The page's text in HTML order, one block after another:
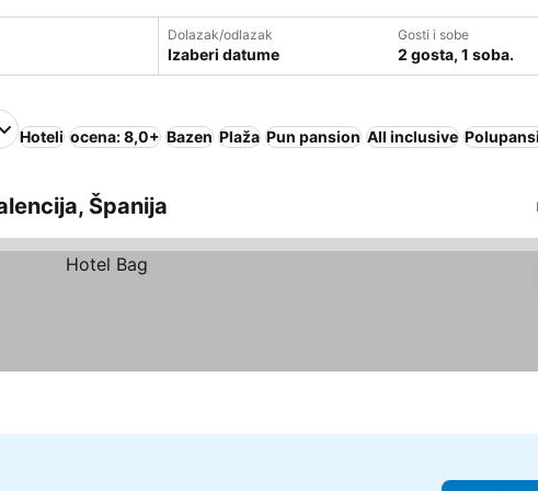
Dolazak/odlazak
Izaberi datume
Gosti i sobe
2 gosta, 1 soba.
Hoteli ocena: 8,0+ Bazen Plaža Pun pansion All inclusive
Španija